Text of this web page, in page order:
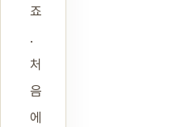
죠
.
처
음
에